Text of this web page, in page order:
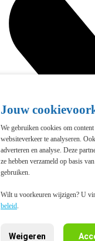
Jouw
We gebruiken cookies om
websiteverkeer te analyseren.
adverteren en analyse. Deze
ze hebben verzameld op basis
gebruiken.
Wilt u voorkeuren wijzigen? U
beleid.
Weigeren